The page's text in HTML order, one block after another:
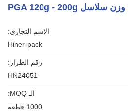
الاسم التجاري:
Hiner-pack
رقم الطراز:
HN24051
الـ MOQ:
1000 قطعة